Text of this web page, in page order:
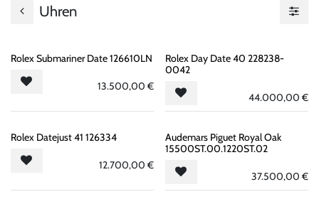
Uhren
Rolex Submariner Date 126610LN
13.500,00€
Rolex Day Date 40 228238-
0042
44.000,00€
Rolex Datejust 41 126334
12.700,00€
Audemars Piguet Royal Oak
15500ST.00.1220ST.02
37.500,00€